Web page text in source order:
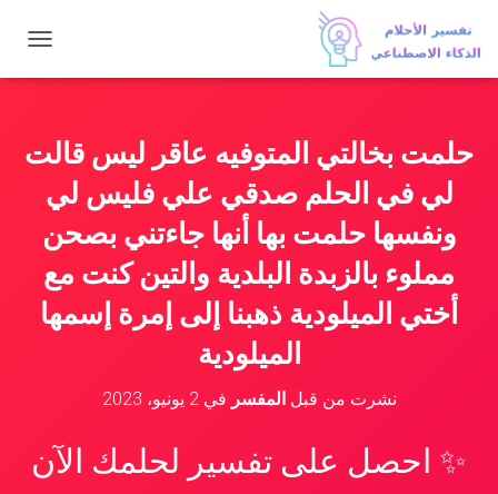
ب
ا
حلمت بخالتي المتوفيه عاقر ليس قالت
لي في الحلم صدقي علي فليس لي
ونفسها حلمت بها أنها جاءتني بصحن
مملوء بالزبدة البلدية والتين كنت مع
أختي الميلودية ذهبنا إلى إمرة إسمها
الميلودية
نشرت من قبلالمفسر في2 يونيو، 2023
✨ احصل على تفسير لحلمك الآن